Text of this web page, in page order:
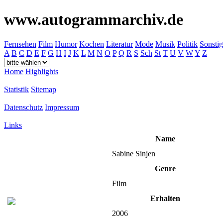
www.autogrammarchiv.de
Fernsehen Film Humor Kochen Literatur Mode Musik Politik
A B C D E F G H I J K L M N O P Q R S Sch St T U V WY Z
Home Highlights
Statistik Sitemap
Datenschutz Impressum
Links
Name
Sabine Sinjen
Genre
Film
Erhalten
2006